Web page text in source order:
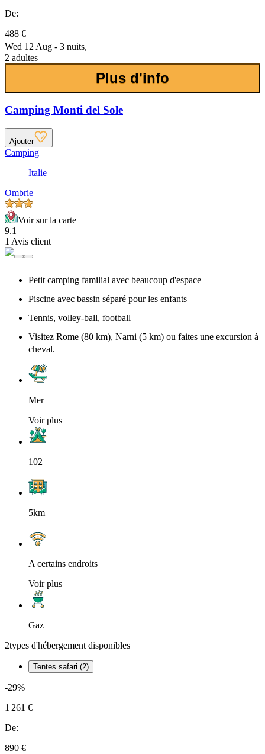
De:
488 €
Wed 12 Aug - 3 nuits,
2 adultes
Plus d'info
Camping Monti del Sole
Ajouter
Camping
Italie
Ombrie
Voir sur la carte
9.1
1 Avis client
Petit camping familial avec beaucoup d'espace
Piscine avec bassin séparé pour les enfants
Tennis, volley-ball, football
Visitez Rome (80 km), Narni (5 km) ou faites une excursion à
cheval.
Mer
Voir plus
102
5km
A certains endroits
Voir plus
Gaz
2types d'hébergement disponibles
Tentes safari (2)
-29%
1 261 €
De:
890 €